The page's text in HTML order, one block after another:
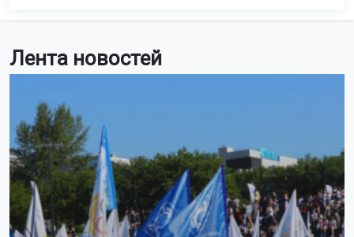
Лента новостей